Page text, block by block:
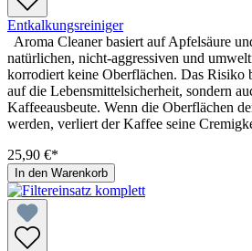
Entkalkungsreiniger
Aroma Cleaner basiert auf Apfelsäure
natürlichen, nicht-aggressiven und
korrodiert keine Oberflächen. Das Risiko
auf die Lebensmittelsicherheit, sondern
Kaffeeausbeute. Wenn die Oberflächen
werden, verliert der Kaffee seine
25,90 €*
In den Warenkorb